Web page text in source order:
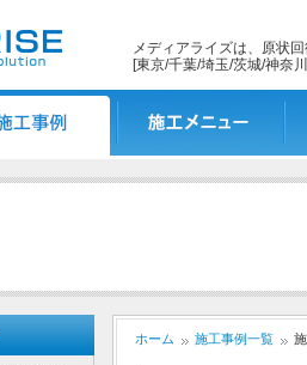
メディアライズは、原状
[東京/千葉/埼玉/茨城/神奈
ホーム 施工事例一覧